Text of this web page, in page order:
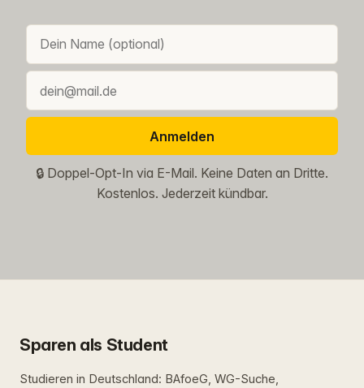
Anmelden
🔒 Doppel-Opt-In via E-Mail. Keine Daten an Dritte.
Kostenlos. Jederzeit kündbar.
Sparen als Student
Studieren in Deutschland: BAfoeG, WG-Suche,